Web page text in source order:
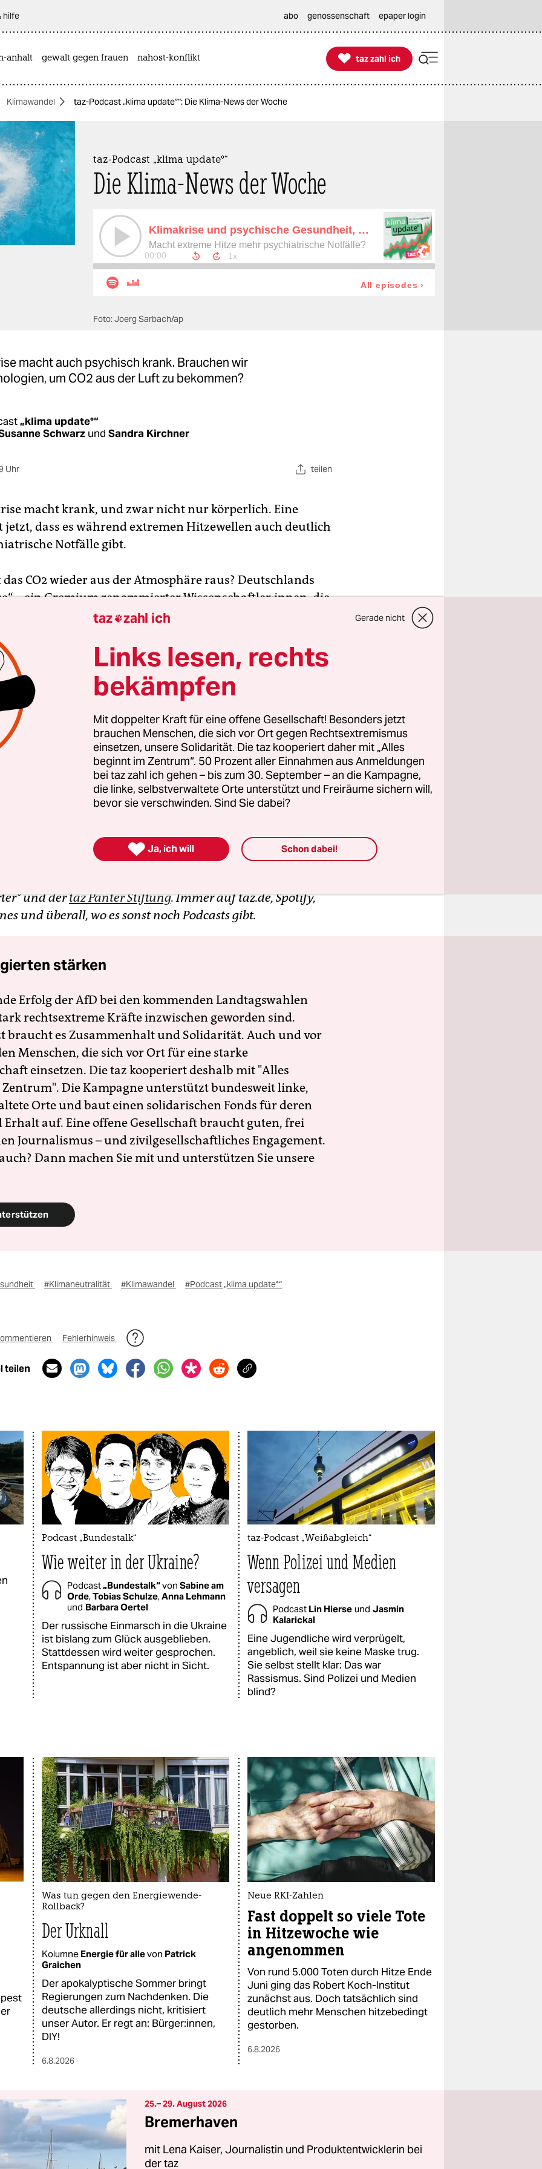
hilfe abo genossenschaft epaper login
anhalt gewalt gegen frauen nahost-konflikt 
taz zahl ich
taz zahl ich
Klimawandel taz-Podcast „klima update°“: Die Klima-News der Woche
taz-Podcast „klima update°“
Die Klima-News der Woche
Foto: Joerg Sarbach/ap
macht auch psychisch krank. Brauchen wir
um CO2 aus der Luft zu bekommen?
„klima update°“
Schwarz und Sandra Kirchner
Uhr teilen
macht krank, und zwar nicht nur körperlich. Eine
jetzt, dass es während extremen Hitzewellen auch deutlich
Notfälle gibt.
CO2 wieder aus der Atmosphäre raus? Deutschlands
– ein Gremium renommierter Wissenschaftler:innen, die
in Klimafragen beraten – fordern, dass wir uns
Technologien zu diesem Zweck vorbereiten
beim Klimaschutz, denn diese „CO2-Filter“ gelten als
bergen teils die Gefahr neuer globaler Ungerechtigkeiten.
brennt der Wald, das Feuer ist schwer unter Kontrolle
Solche extremen Wald- und Landschaftsbrände werden
noch deutlich häufiger,warnen Wis­sen­schaft­le­r:in­nen.
besprechen wechselnde Jour­na­lis­t:in­nen
klimareporter° und aktuell auch dertazdie
Klimanachrichten der Woche. Darunter sind unsere
Der Podcast zu Klimapolitik, Energiewende und
und dertaz Panter Stiftung. Immer auf taz.de, Spotify,
und überall, wo es sonst noch Podcasts gibt.
stärken
Erfolg der AfD bei den kommenden Landtagswahlen
rechtsextreme Kräfte inzwischen geworden sind.
braucht es Zusammenhalt und Solidarität. Auch und vor
Menschen, die sich vor Ort für eine starke
einsetzen. Die taz kooperiert deshalb mit "Alles
Die Kampagne unterstützt bundesweit linke,
Orte und baut einen solidarischen Fonds für deren
Erhalt auf. Eine offene Gesellschaft braucht guten, frei
Journalismus – und zivilgesellschaftliches Engagement.
Dann machen Sie mit und unterstützen Sie unsere
#Klimaneutralität #Klimawandel
#Podcast „klima update°“
Fehlerhinweis
teilen
Podcast „Bundestalk“
Wie weiter in der Ukraine?
Podcast„Bundestalk“von Sabine am
Orde,Tobias Schulze,Anna Lehmann
und Barbara Oertel
Der russische Einmarsch in die Ukraine
ist bislang zum Glück ausgeblieben.
Stattdessen wird weiter gesprochen.
Entspannung ist aber nicht in Sicht.
taz-Podcast „Weißabgleich“
Wenn Polizei und Medien
versagen
Podcast Lin Hierse und Jasmin
Kalarickal
Eine Jugendliche wird verprügelt,
angeblich, weil sie keine Maske trug.
Sie selbst stellt klar: Das war
Rassismus. Sind Polizei und Medien
blind?
Was tun gegen den Energiewende-
Rollback?
Der Urknall
Kolumne Energie für allevon Patrick
Graichen
Der apokalyptische Sommer bringt
Regierungen zum Nachdenken. Die
deutsche allerdings nicht, kritisiert
unser Autor. Er regt an: Bürger:innen,
DIY!
6.8.2026
Neue RKI-Zahlen
Fast doppelt so viele Tote
in Hitzewoche wie
angenommen
Von rund 5.000 Toten durch Hitze Ende
Juni ging das Robert Koch-Institut
zunächst aus. Doch tatsächlich sind
deutlich mehr Menschen hitzebedingt
gestorben.
6.8.2026
25.– 29. August 2026
Bremerhaven
mit Lena Kaiser, Journalistin und Produktentwicklerin bei
der taz
taz zahl ich Gerade nicht
Links lesen, rechts
bekämpfen
Mit doppelter Kraft für eine offene Gesellschaft! Besonders jetzt
brauchen Menschen, die sich vor Ort gegen Rechtsextremismus
einsetzen, unsere Solidarität. Die taz kooperiert daher mit „Alles
beginnt im Zentrum“. 50 Prozent aller Einnahmen aus Anmeldungen
bei taz zahl ich gehen – bis zum 30. September – an die Kampagne,
die linke, selbstverwaltete Orte unterstützt und Freiräume sichern will,
bevor sie verschwinden. Sind Sie dabei?
 Ja, ich will Schon dabei!